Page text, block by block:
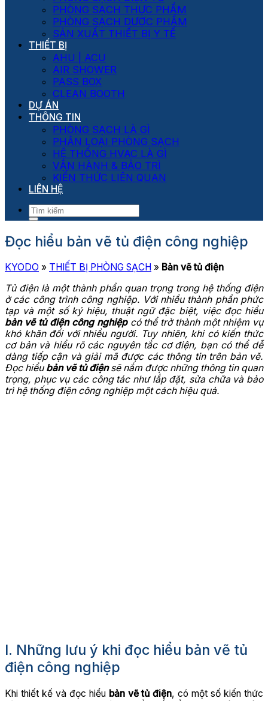
PHÒNG SẠCH THỰC PHẨM
PHÒNG SẠCH DƯỢC PHẨM
SẢN XUẤT THIẾT BỊ Y TẾ
THIẾT BỊ
AHU | ACU
AIR SHOWER
PASS BOX
CLEAN BOOTH
DỰ ÁN
THÔNG TIN
PHÒNG SẠCH LÀ GÌ
PHÂN LOẠI PHÒNG SẠCH
HỆ THỐNG HVAC LÀ GÌ
VẬN HÀNH & BẢO TRÌ
KIẾN THỨC LIÊN QUAN
LIÊN HỆ
Đọc hiểu bản vẽ tủ điện công nghiệp
KYODO » THIẾT BỊ PHÒNG SẠCH » Bản vẽ tủ điện
Tủ điện là một thành phần quan trọng trong hệ thống điện
ở các công trình công nghiệp. Với nhiều thành phần phức
tạp và một số ký hiệu, thuật ngữ đặc biệt, việc đọc hiểu
bản vẽ tủ điện công nghiệpcó thể trở thành một nhiệm vụ
khó khăn đối với nhiều người. Tuy nhiên, khi có kiến thức
cơ bản và hiểu rõ các nguyên tắc cơ điện, bạn có thể dễ
dàng tiếp cận và giải mã được các thông tin trên bản vẽ.
Đọc hiểu bản vẽ tủ điệnsẽ nắm được những thông tin quan
trọng, phục vụ các công tác như lắp đặt, sửa chữa và bảo
trì hệ thống điện công nghiệp một cách hiệu quả.
I. Những lưu ý khi đọc hiểu bản vẽ tủ
điện công nghiệp
Khi thiết kế và đọc hiểu bản vẽ tủ điện, có một số kiến thức